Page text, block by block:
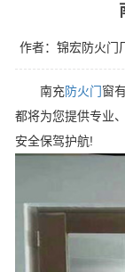
作者：锦宏防火门
南充防火门窗
都将为您提供专业
安全保驾护航!